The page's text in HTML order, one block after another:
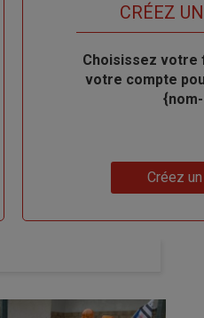
TITRECRÉEZ
Body
Choisissez
votre compte
Créez